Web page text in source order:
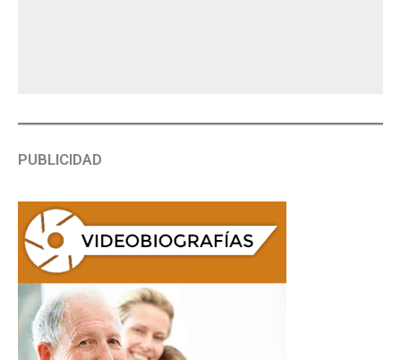
PUBLICIDAD